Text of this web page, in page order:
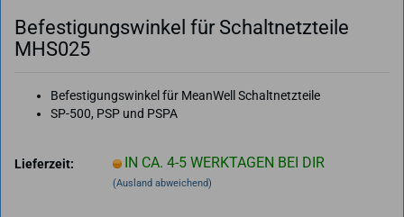
Be­fes­ti­gungs­win­kel für Schalt­netz­tei­le
MHS025
Befestigungswinkel für MeanWell Schaltnetzteile
SP-500, PSP und PSPA
Lieferzeit: IN CA. 4-5 WERKTAGEN BEI DIR
(Ausland abweichend)